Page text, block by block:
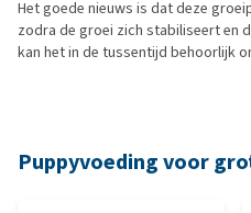
Het goede nieuws is dat deze
zodra de groei zich stabiliseert en
kan het in de tussentijd behoorlijk
Puppyvoeding voor